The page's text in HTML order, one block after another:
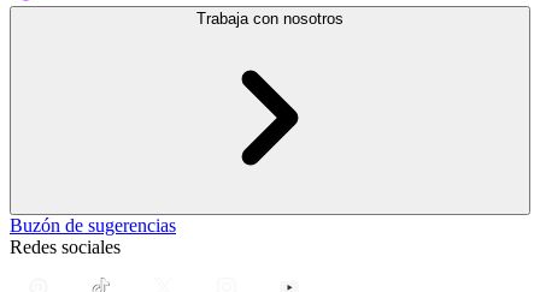
Trabaja con nosotros
Buzón de sugerencias
Redes sociales